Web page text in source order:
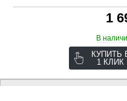
1
В
КУПИТЬ
1 КЛИК